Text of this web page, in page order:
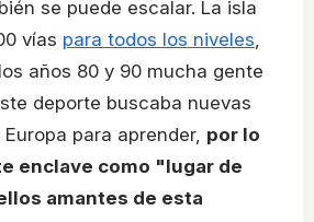
se puede escalar. La isla
vías para todos los niveles
años 80 y 90 mucha gente
deporte buscaba nuevas
para aprender, por lo
enclave como "lugar de
amantes de esta